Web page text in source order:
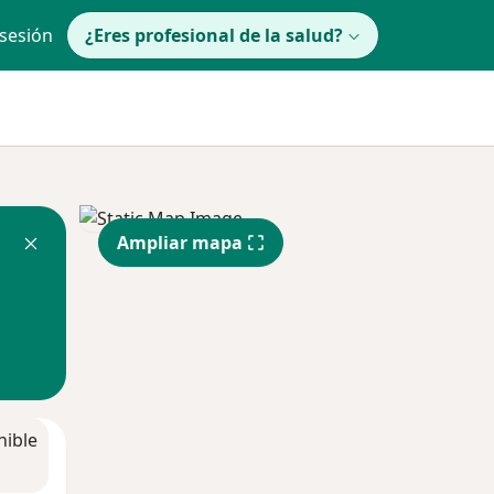
¿Eres profesional de la salud?
Ampliar mapa